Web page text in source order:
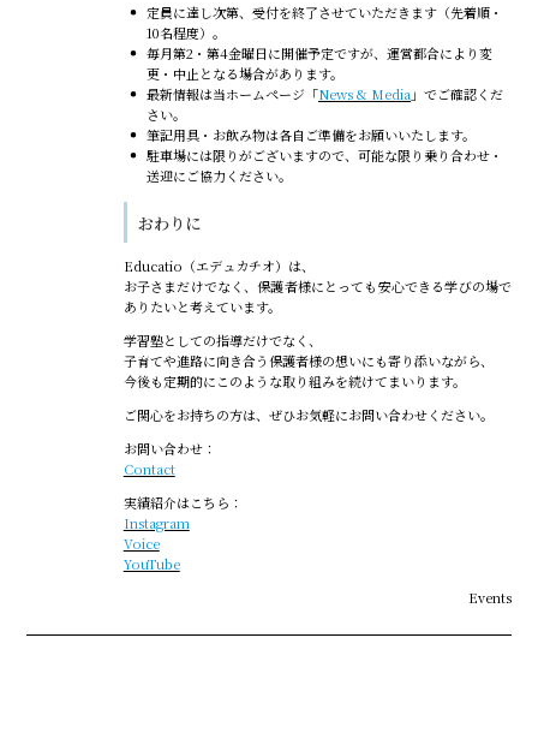
定員に達し次第、受付を終了させていただきます（先着順・
10名程度）。
毎月第2・第4金曜日に開催予定ですが、運営都合により変
更・中止となる場合があります。
最新情報は当ホームページ「News & Media 」でご確認くだ
さい。
筆記用具・お飲み物は各自ご準備をお願いいたします。
駐車場には限りがございますので、可能な限り乗り合わせ・
送迎にご協力ください。
おわりに
Educatio（エデュカチオ）は、
お子さまだけでなく、保護者様にとっても安心できる学びの場で
ありたいと考えています。
学習塾としての指導だけでなく、
子育てや進路に向き合う保護者様の想いにも寄り添いながら、
今後も定期的にこのような取り組みを続けてまいります。
ご関心をお持ちの方は、ぜひお気軽にお問い合わせください。
お問い合わせ：
Contact
実績紹介はこちら：
Instagram
Voice
YouTube
Events